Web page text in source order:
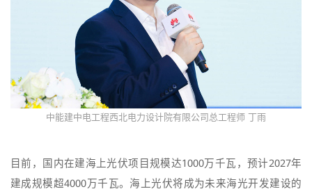
中能建中电工程西北电力设计院有限公司总工程师 丁雨
目前，国内在建海上光伏项目规模达1000万千瓦，预计2027年
建成规模超4000万千瓦。海上光伏将成为未来海光开发建设的